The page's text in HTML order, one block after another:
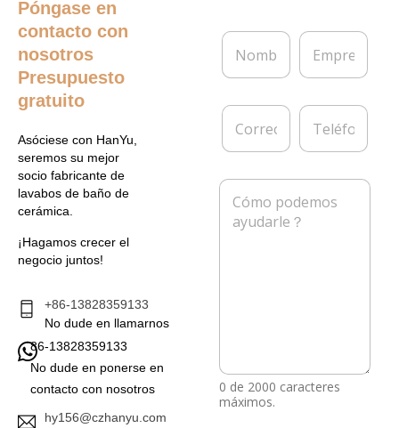
Póngase en
contacto con
nosotros
Presupuesto
gratuito
Asóciese con HanYu,
seremos su mejor
socio fabricante de
lavabos de baño de
cerámica.
¡Hagamos crecer el
negocio juntos!
+86-13828359133
No dude en llamarnos
86-13828359133
No dude en ponerse en
contacto con nosotros
hy156@czhanyu.com
N
m
r
E
p
e
C
r
e
c
o
*
T
l
f
o
n
M
0 de 2000 caracteres
máximos.